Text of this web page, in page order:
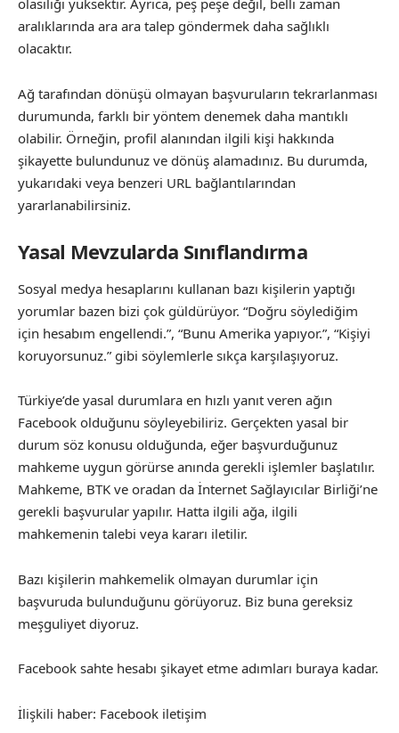
olasılığı yüksektir. Ayrıca, peş peşe değil, belli zaman
aralıklarında ara ara talep göndermek daha sağlıklı
olacaktır.
Ağ tarafından dönüşü olmayan başvuruların tekrarlanması
durumunda, farklı bir yöntem denemek daha mantıklı
olabilir. Örneğin, profil alanından ilgili kişi hakkında
şikayette bulundunuz ve dönüş alamadınız. Bu durumda,
yukarıdaki veya benzeri URL bağlantılarından
yararlanabilirsiniz.
Yasal Mevzularda Sınıflandırma
Sosyal medya hesaplarını kullanan bazı kişilerin yaptığı
yorumlar bazen bizi çok güldürüyor. “Doğru söylediğim
için hesabım engellendi.”, “Bunu Amerika yapıyor.”, “Kişiyi
koruyorsunuz.” gibi söylemlerle sıkça karşılaşıyoruz.
Türkiye’de yasal durumlara en hızlı yanıt veren ağın
Facebook olduğunu söyleyebiliriz. Gerçekten yasal bir
durum söz konusu olduğunda, eğer başvurduğunuz
mahkeme uygun görürse anında gerekli işlemler başlatılır.
Mahkeme, BTK ve oradan da İnternet Sağlayıcılar Birliği’ne
gerekli başvurular yapılır. Hatta ilgili ağa, ilgili
mahkemenin talebi veya kararı iletilir.
Bazı kişilerin mahkemelik olmayan durumlar için
başvuruda bulunduğunu görüyoruz. Biz buna gereksiz
meşguliyet diyoruz.
Facebook sahte hesabı şikayet etme adımları buraya kadar.
İlişkili haber: Facebook iletişim